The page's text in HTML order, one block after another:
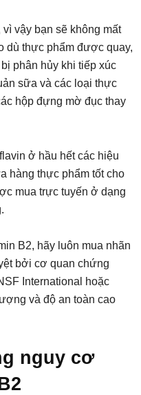
vậy bạn sẽ không mất
dù thực phẩm được quay,
phân hủy khi tiếp xúc
sữa và các loại thực
hộp đựng mờ đục thay
ở hầu hết các hiệu
hàng thực phẩm tốt cho
mua trực tuyến ở dạng
B2, hãy luôn mua nhãn
bởi cơ quan chứng
International hoặc
và độ an toàn cao
nguy cơ